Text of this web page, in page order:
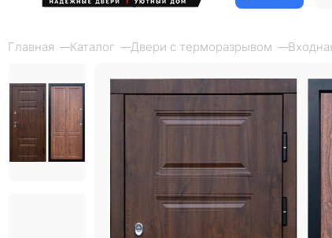
Главная Каталог Двери с терморазрывом